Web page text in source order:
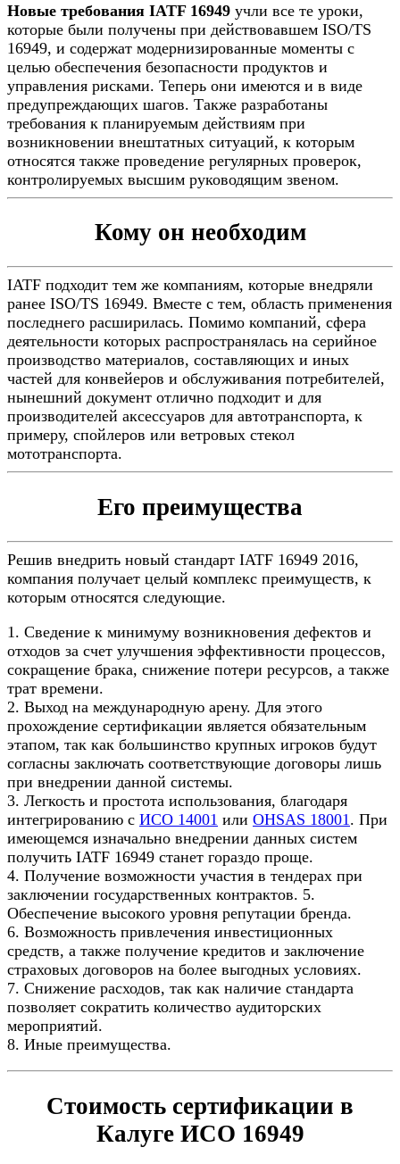
Новые требования IATF 16949 учли все те уроки,
которые были получены при действовавшем ISO/TS
16949, и содержат модернизированные моменты с
целью обеспечения безопасности продуктов и
управления рисками. Теперь они имеются и в виде
предупреждающих шагов. Также разработаны
требования к планируемым действиям при
возникновении внештатных ситуаций, к которым
относятся также проведение регулярных проверок,
контролируемых высшим руководящим звеном.
Кому он необходим
IATF подходит тем же компаниям, которые внедряли
ранее ISO/TS 16949. Вместе с тем, область применения
последнего расширилась. Помимо компаний, сфера
деятельности которых распространялась на серийное
производство материалов, составляющих и иных
частей для конвейеров и обслуживания потребителей,
нынешний документ отлично подходит и для
производителей аксессуаров для автотранспорта, к
примеру, спойлеров или ветровых стекол
мототранспорта.
Его преимущества
Решив внедрить новый стандарт IATF 16949 2016,
компания получает целый комплекс преимуществ, к
которым относятся следующие.
1. Сведение к минимуму возникновения дефектов и
отходов за счет улучшения эффективности процессов,
сокращение брака, снижение потери ресурсов, а также
трат времени.
2. Выход на международную арену. Для этого
прохождение сертификации является обязательным
этапом, так как большинство крупных игроков будут
согласны заключать соответствующие договоры лишь
при внедрении данной системы.
3. Легкость и простота использования, благодаря
интегрированию с ИСО 14001 или OHSAS 18001. При
имеющемся изначально внедрении данных систем
получить IATF 16949 станет гораздо проще.
4. Получение возможности участия в тендерах при
заключении государственных контрактов. 5.
Обеспечение высокого уровня репутации бренда.
6. Возможность привлечения инвестиционных
средств, а также получение кредитов и заключение
страховых договоров на более выгодных условиях.
7. Снижение расходов, так как наличие стандарта
позволяет сократить количество аудиторских
мероприятий.
8. Иные преимущества.
Стоимость сертификации в
Калуге ИСО 16949